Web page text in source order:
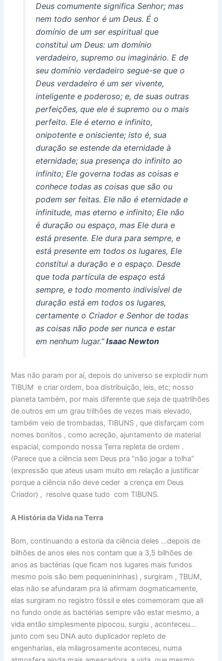
Deus comumente significa Senhor; mas
nem todo senhor é um Deus. É o
domínio de um ser espiritual que
constitui um Deus: um domínio
verdadeiro, supremo ou imaginário. E de
seu domínio verdadeiro segue-se que o
Deus verdadeiro é um ser vivente,
inteligente e poderoso; e, de suas outras
perfeições, que ele é supremo ou o mais
perfeito. Ele é eterno e infinito,
onipotente e onisciente; isto é, sua
duração se estende da eternidade à
eternidade; sua presença do infinito ao
infinito; Ele governa todas as coisas e
conhece todas as coisas que são ou
podem ser feitas. Ele não é eternidade e
infinitude, mas eterno e infinito; Ele não
é duração ou espaço, mas Ele dura e
está presente. Ele dura para sempre, e
está presente em todos os lugares, Ele
constitui a duração e o espaço. Desde
que toda partícula de espaço está
sempre, e todo momento indivisível de
duração está em todos os lugares,
certamente o Criador e Senhor de todas
as coisas não pode ser nunca e estar
em nenhum lugar.”Isaac Newton
Mas não param por aí, depois do universo se explodir num
TIBUM e criar ordem, boa distribuição, leis, etc; nosso
planeta também, por mais diferente que seja de quatrilhões
de outros em um grau trilhões de vezes mais elevado,
também veio de trombadas, TIBUNS , que disfarçam com
nomes bonitos , como acreção, ajuntamento de material
espacial, compondo nossa Terra repleta de ordem .
(Parece que a ciência sem Deus pra “não jogar a tolha”
(expressão que ateus usam muito em relação a justificar
porque a ciência não deve ceder a crença em Deus
Criador) , resolve quase tudo com TIBUNS.
A História da Vida na Terra
Bom, continuando a estoria da ciência deles …depois de
bilhões de anos eles nos contam que a 3,5 bilhões de
anos as bactérias (que ficam nos lugares mais fundos
mesmo pois são bem pequenininhas) , surgiram , TBUM,
elas não se afundaram pra lá afirmam dogmaticamente,
elas surgiram no registro fóssil e eles comemoram que ali
no fundo onde as bactérias sempre vão estar mesmo, a
vida então simplesmente pipocou, surgiu , aconteceu…
junto com seu DNA auto duplicador repleto de
engenharias, ela milagrosamente aconteceu, numa